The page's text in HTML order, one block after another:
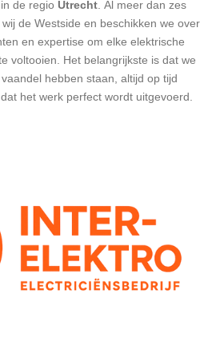
de regio Utrecht Al meer dan zes
de Westside en beschikken we over
en expertise om elke elektrische
voltooien.
Het belangrijkste is dat we
hebben staan, altijd op tijd
het werk perfect wordt uitgevoerd.